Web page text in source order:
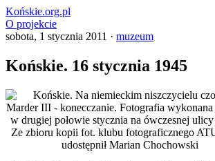
Końskie.org.pl
O projekcie
sobota, 1 stycznia 2011 · muzeum
Końskie. 16 stycznia 1945